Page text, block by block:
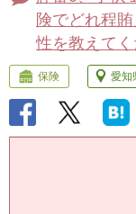
険でどれ程
性を教えてく
保険 愛知